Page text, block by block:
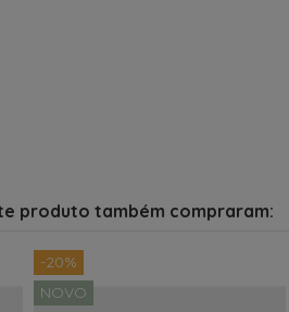
produto também compraram:
-20%
NOVO